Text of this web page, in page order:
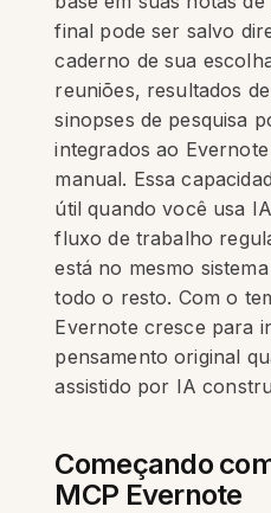
final pode ser salvo
caderno de sua
reuniões, resultados
sinopses de pesquisa
integrados ao
manual. Essa
útil quando você usa
fluxo de trabalho
está no mesmo
todo o resto. Com o
Evernote cresce para
pensamento original
assistido por IA
Começando
MCP Evernote